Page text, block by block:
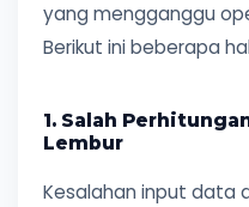
yang mengganggu
Berikut ini beberapa
1. Salah
Lembur
Kesalahan input data